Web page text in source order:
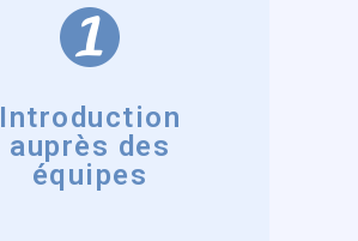
Introduction
auprès des
équipes